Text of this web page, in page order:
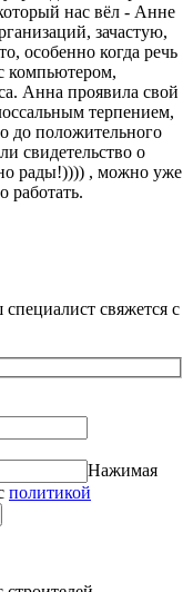
нас вёл - Анне
зачастую,
особенно когда речь
компьютером,
Анна проявила свой
терпением,
до положительного
свидетельство о
рады!)))) , можно уже
работать.
свяжется с
Нажимая
политикой